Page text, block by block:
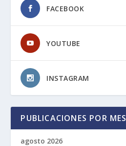
FACEBOOK
YOUTUBE
INSTAGRAM
PUBLICACIONES POR MES
agosto 2026